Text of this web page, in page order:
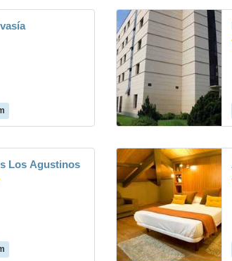
Los Agustinos